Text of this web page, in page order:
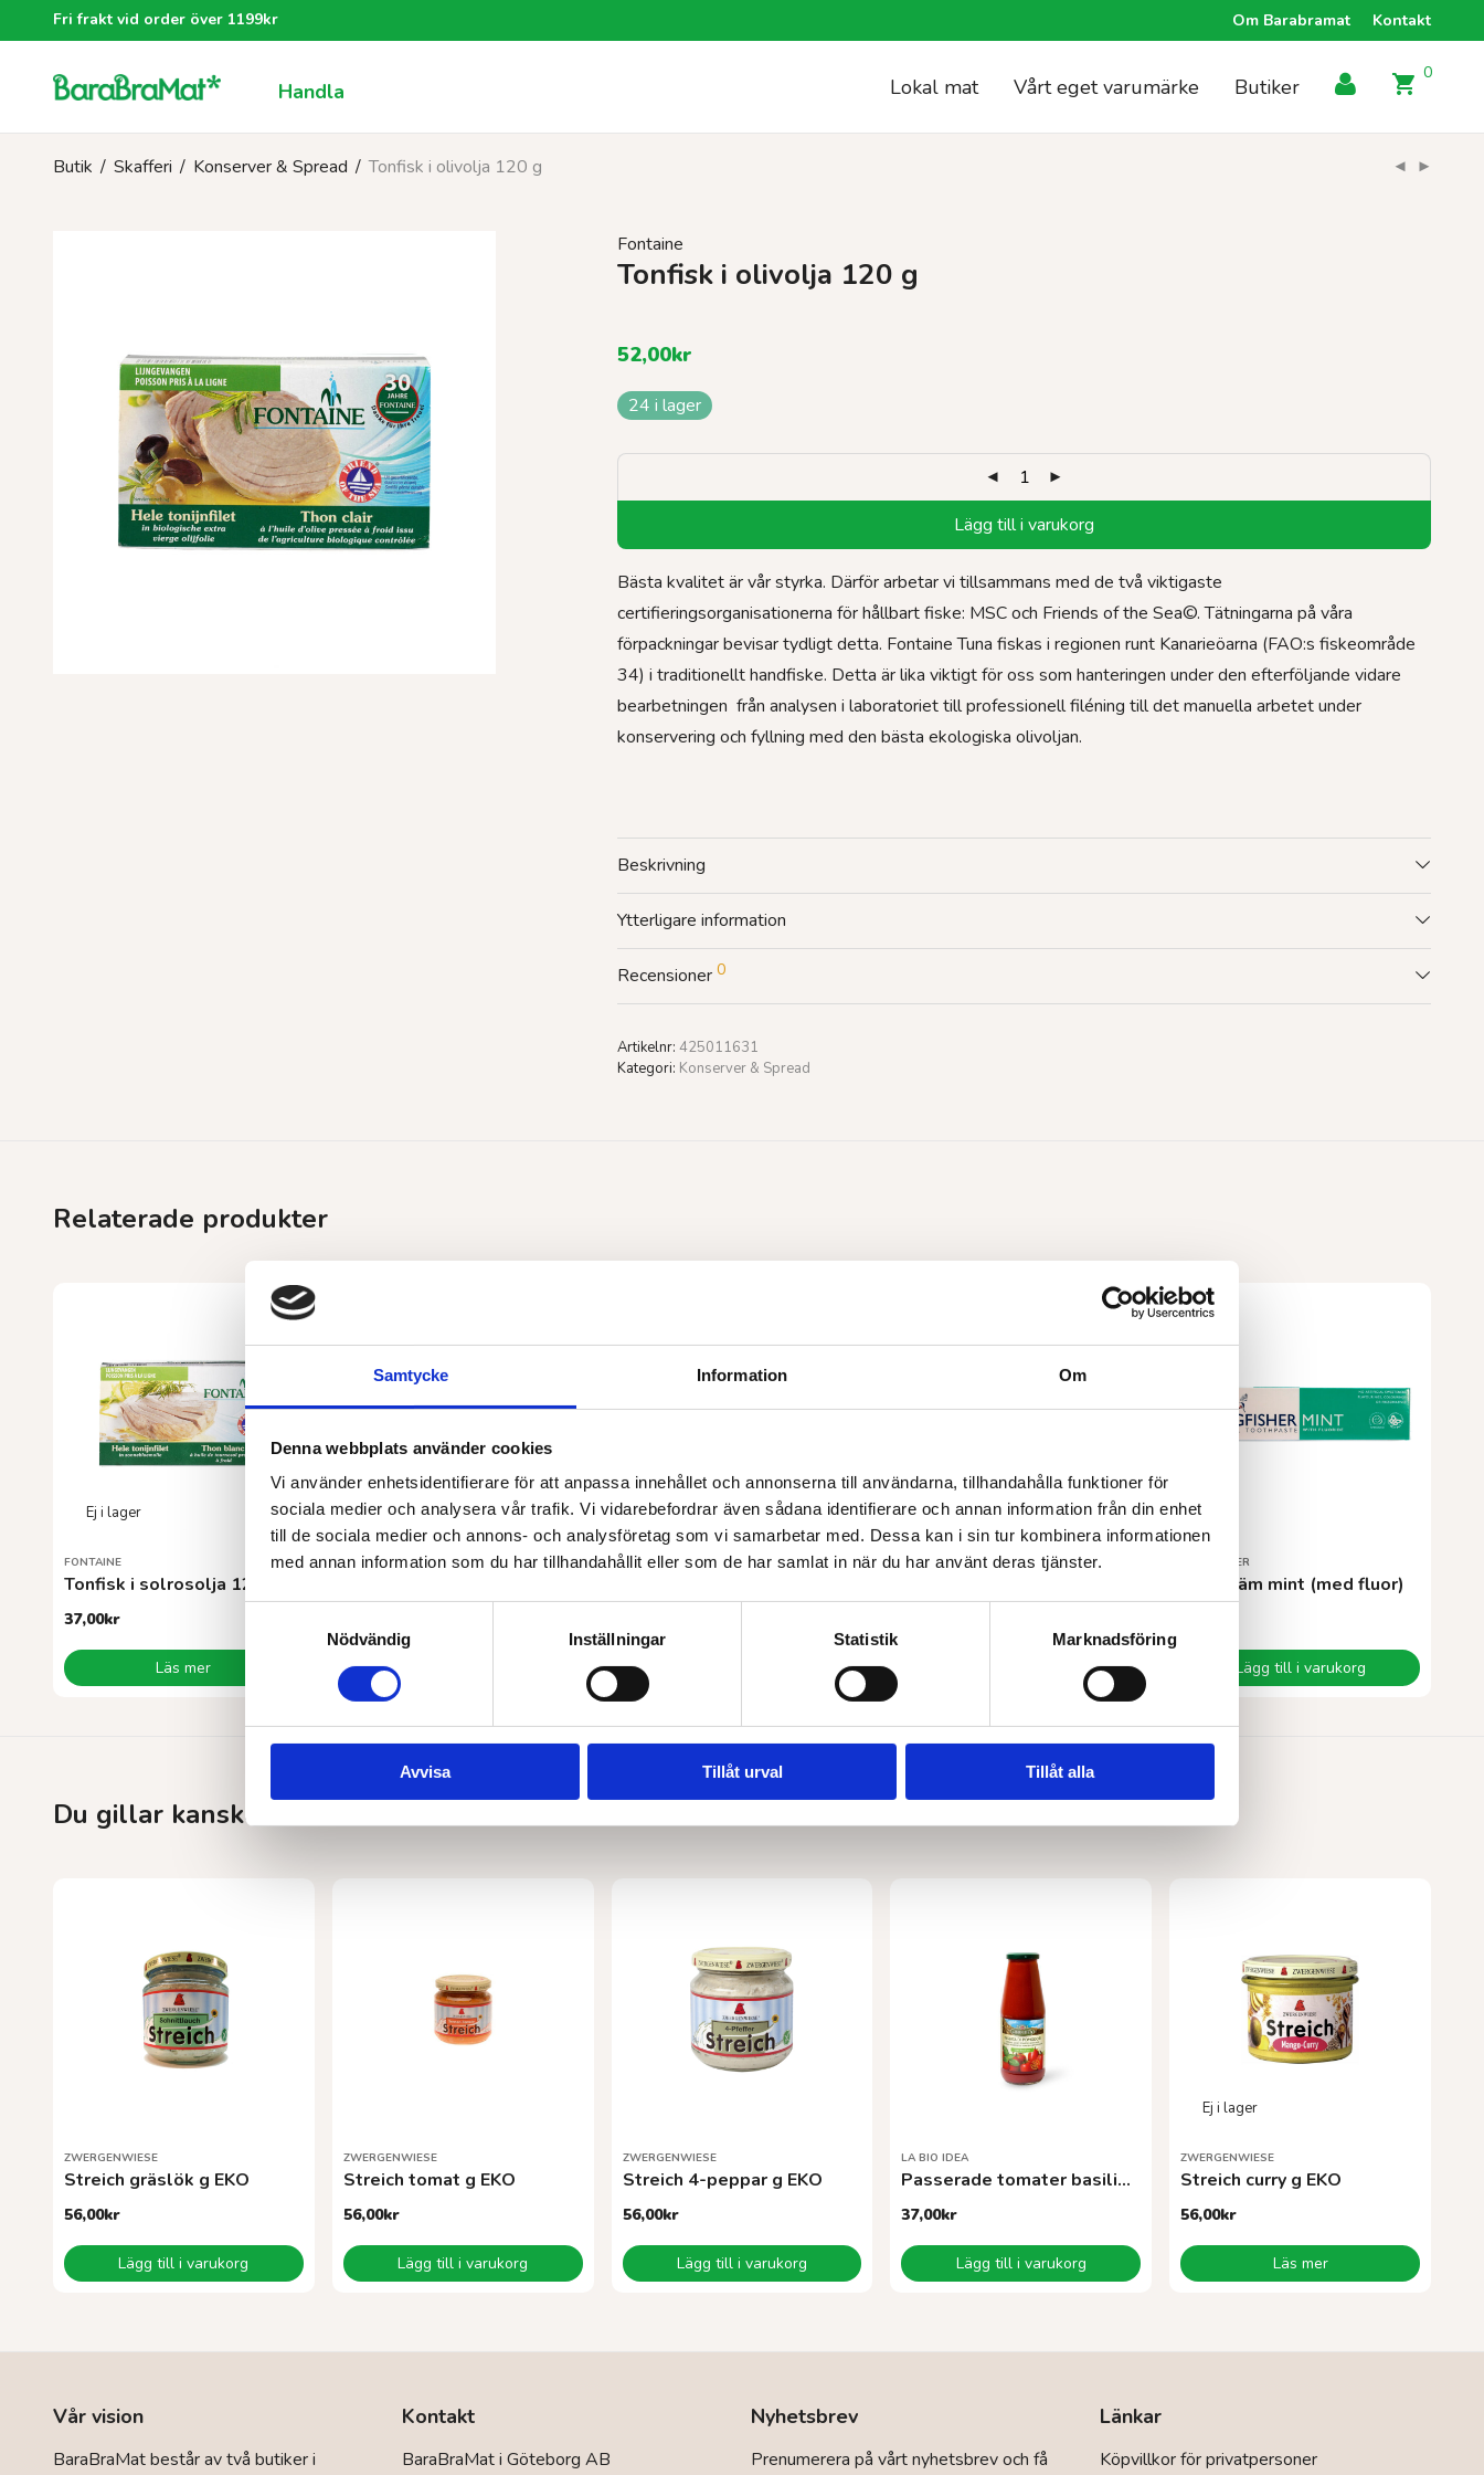
Samtycke Information Om
Denna webbplats använder cookies
Vi använder enhetsidentifierare för att anpassa innehållet och annonserna till användarna, tillhandahålla funktioner för
sociala medier och analysera vår trafik. Vi vidarebefordrar även sådana identifierare och annan information från din enhet
till de sociala medier och annons- och analysföretag som vi samarbetar med. Dessa kan i sin tur kombinera informationen
med annan information som du har tillhandahållit eller som de har samlat in när du har använt deras tjänster.
Nödvändig
Inställningar Statistik Marknadsföring
Avvisa Tillåt urval Tillåt alla
Fri frakt vid order över 1199kr Om Barabramat Kontakt
Handla Lokal mat Vårt eget varumärke Butiker
0
Butik / Skafferi / Konserver & Spread / Tonfisk i olivolja 120 g
Fontaine
Tonfisk i olivolja 120 g
52,00kr
24 i lager
Lägg till i varukorg
Bästa kvalitet är vår styrka. Därför arbetar vi tillsammans med de två viktigaste
certifieringsorganisationerna för hållbart fiske: MSC och Friends of the Sea©. Tätningarna på våra
förpackningar bevisar tydligt detta. Fontaine Tuna fiskas i regionen runt Kanarieöarna (FAO:s fiskeområde
34) i traditionellt handfiske. Detta är lika viktigt för oss som hanteringen under den efterföljande vidare
bearbetningen  från analysen i laboratoriet till professionell filéning till det manuella arbetet under
konservering och fyllning med den bästa ekologiska olivoljan.
Beskrivning
Ytterligare information
Recensioner 0
Artikelnr: 425011631
Kategori: Konserver & Spread
Relaterade produkter
FONTAINE
Tonfisk i solrosolja 120 g
37,00kr
Läs mer
FONTAINE FONTAINE LA BIO IDEA KINGFISHER
Tandkräm mint (med fluor)
Lägg till i varukorg
Du gillar kanske också…
ZWERGENWIESE
Streich gräslök g EKO
56,00kr
Lägg till i varukorg
ZWERGENWIESE
Streich tomat g EKO
56,00kr
Lägg till i varukorg
ZWERGENWIESE
Streich 4-peppar g EKO
56,00kr
Lägg till i varukorg
LA BIO IDEA
Passerade tomater basilika680 g EKO
37,00kr
Lägg till i varukorg
ZWERGENWIESE
Streich curry g EKO
56,00kr
Läs mer
Vår vision
BaraBraMat består av två butiker i
Kontakt
BaraBraMat i Göteborg AB
Nyhetsbrev
Prenumerera på vårt nyhetsbrev och få
Länkar
Köpvillkor för privatpersoner